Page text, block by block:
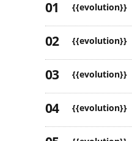
{{evolution}}
{{evolution}}
{{evolution}}
{{evolution}}